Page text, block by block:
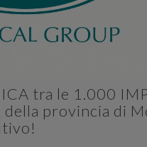
tra le 1.000
della provincia di